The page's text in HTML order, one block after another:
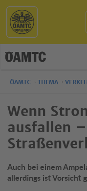
ÖAMTC THEMA
Wenn
ausfallen
Auch bei einem
allerdings ist Vorsicht